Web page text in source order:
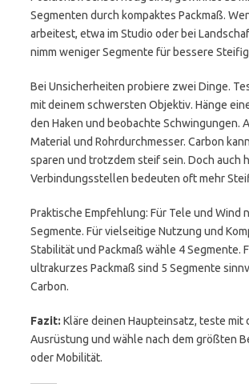
Segmenten durch kompaktes Packmaß.
arbeitest, etwa im Studio oder bei
nimm weniger Segmente für bessere
Bei Unsicherheiten probiere zwei Dinge.
mit deinem schwersten Objektiv. Hänge
den Haken und beobachte Schwingungen.
Material und Rohrdurchmesser. Carbon
sparen und trotzdem steif sein. Doch auch
Verbindungsstellen bedeuten oft mehr
Praktische Empfehlung: Für Tele und Wind
Segmente. Für vielseitige Nutzung und
Stabilität und Packmaß wähle 4 Segmente.
ultrakurzes Packmaß sind 5 Segmente
Carbon.
Fazit: Kläre deinen Haupteinsatz, teste mit
Ausrüstung und wähle nach dem größten
oder Mobilität.